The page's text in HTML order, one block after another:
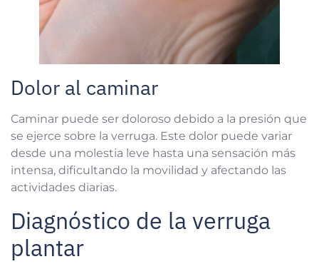
Dolor al caminar
Caminar puede ser doloroso debido a la presión que
se ejerce sobre la verruga. Este dolor puede variar
desde una molestia leve hasta una sensación más
intensa, dificultando la movilidad y afectando las
actividades diarias.
Diagnóstico de la verruga
plantar